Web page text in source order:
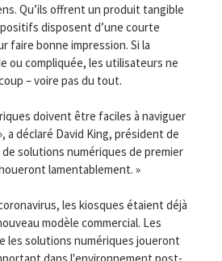
Qu’ils offrent un produit tangible
disposent d’une courte
faire bonne impression. Si la
ou compliquée, les utilisateurs ne
– voire pas du tout.
doivent être faciles à naviguer
a déclaré David King, président de
solutions numériques de premier
lamentablement. »
les kiosques étaient déjà
modèle commercial. Les
les solutions numériques joueront